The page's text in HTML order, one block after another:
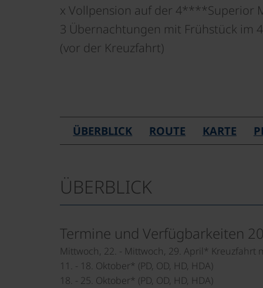
x Vollpension auf der 4****Superior
3 Übernachtungen mit Frühstück im
(vor der Kreuzfahrt)
ÜBERBLICK ROUTE KARTE
ÜBERBLICK
Termine und Verfügbarkeiten
Mittwoch, 22. - Mittwoch, 29. April* Kreuzfahrt
11. - 18. Oktober* (PD, OD, HD, HDA)
18. - 25. Oktober* (PD, OD, HD, HDA)